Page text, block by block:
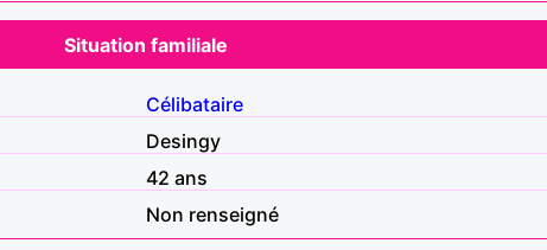
Situation familiale
Célibataire
Desingy
42 ans
Non renseigné